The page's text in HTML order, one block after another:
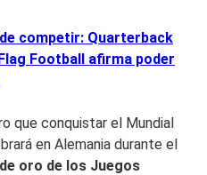
competir: Quarterback
Football afirma poder
que conquistar el Mundial
en Alemania durante el
oro de los Juegos